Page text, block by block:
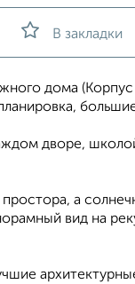
В закладки
дома
дворе,
а
вид на